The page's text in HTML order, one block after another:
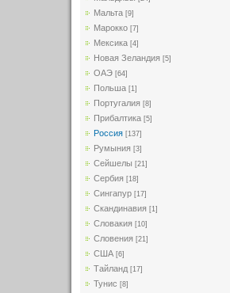
Мальта [9]
Марокко [7]
Мексика [4]
Новая Зеландия [5]
ОАЭ [64]
Польша [1]
Португалия [8]
Прибалтика [5]
Россия [137]
Румыния [3]
Сейшелы [21]
Сербия [18]
Сингапур [17]
Скандинавия [1]
Словакия [10]
Словения [21]
США [6]
Тайланд [17]
Тунис [8]